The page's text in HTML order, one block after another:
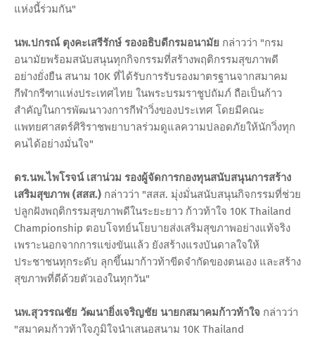
แห่งนี้ร่วมกัน"
นพ.ปกรณ์ ตุงคะเสรีรักษ์ รองอธิบดีกรมอนามัย กล่าวว่า "กรม
อนามัยพร้อมสนับสนุนทุกกิจกรรมที่สร้างพฤติกรรมสุขภาพดี
อย่างยั่งยืน สนาม 10K ที่ได้รับการรับรองมาตรฐานจากสมาคม
กีฬากรีฑาแห่งประเทศไทย ในพระบรมราชูปถัมภ์ ถือเป็นก้าว
สำคัญในการพัฒนาวงการกีฬาวิ่งของประเทศ โดยมีคณะ
แพทยศาสตร์ศิริราชพยาบาลร่วมดูแลความปลอดภัยให้นักวิ่งทุก
คนได้อย่างมั่นใจ"
ดร.นพ.ไพโรจน์ เสาน่วม รองผู้จัดการกองทุนสนับสนุนการสร้าง
เสริมสุขภาพ (สสส.) กล่าวว่า "สสส. มุ่งมั่นสนับสนุนกิจกรรมที่ช่วย
ปลูกฝังพฤติกรรมสุขภาพดีในระยะยาว ก้าวท้าใจ 10K Thailand
Championship ตอบโจทย์นโยบายส่งเสริมสุขภาพอย่างแท้จริง
เพราะนอกจากการแข่งขันแล้ว ยังสร้างแรงบันดาลใจให้
ประชาชนทุกระดับ ลุกขึ้นมาก้าวท้าขีดจำกัดของตนเอง และสร้าง
สุขภาพที่ดีด้วยตัวเองในทุกวัน"
นพ.สุวรรณชัย วัฒนายิ่งเจริญชัย นายกสมาคมก้าวท้าใจ กล่าวว่า
"สมาคมก้าวท้าใจภูมิใจนำเสนอสนาม 10K Thailand